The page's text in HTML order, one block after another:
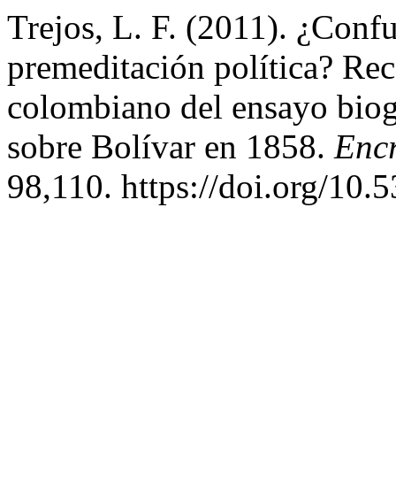
Trejos, L. F. (2011).
premeditación política?
colombiano del ensayo
sobre Bolívar en 1858.
98,110. https://doi.org/